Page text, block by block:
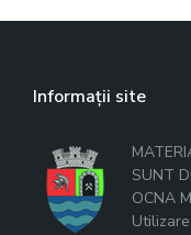
Informații site
SUNT
OCNA